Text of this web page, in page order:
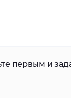
первым и